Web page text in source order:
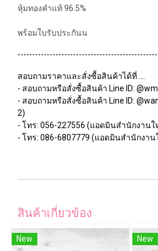
หุ้มทองคำแท้ 96.5%
พร้อมใบรับประกันน
สอบถามราคาและสั่งซื้อสินค้าได้ที่ ....
- สอบถามหรือสั่งซื้อสินค้า Line ID:
- สอบถามหรือสั่งซื้อสินค้า Line ID:
2)
- โทร: 056-227556 (แอดมินสำนักงาน
- โทร: 086-6807779 (แอดมินสำนักงา
สินค้าเกี่ยวข้อง
New New